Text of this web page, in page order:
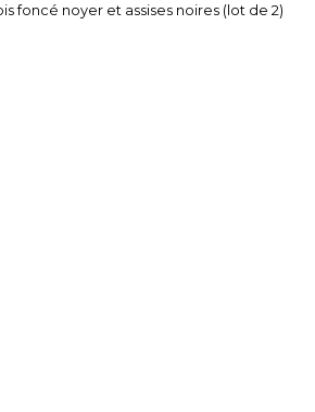
foncé noyer et assises noires (lot de 2)